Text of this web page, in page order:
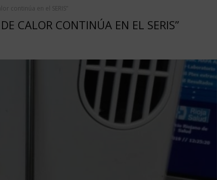
continúa en el SERIS”
CALOR CONTINÚA EN EL SERIS”